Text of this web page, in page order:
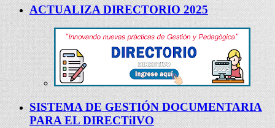
ACTUALIZA DIRECTORIO 2025
SISTEMA DE GESTIÓN DOCUMENTARIA
PARA EL DIRECTiIVO